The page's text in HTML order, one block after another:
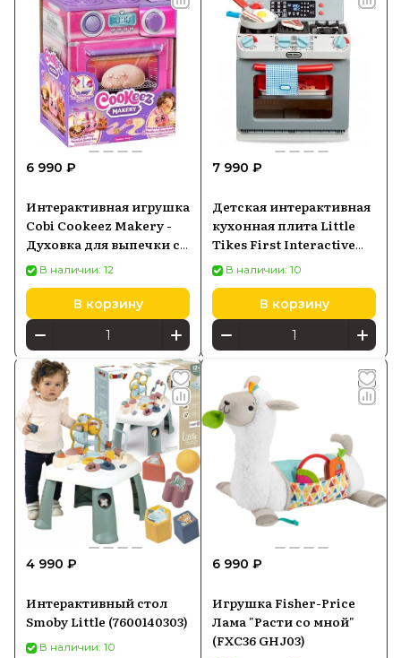
6 990 ₽
Интерактивная игрушка
Cobi Cookeez Makery -
Духовка для выпечки с
коллекционной
игрушкой для детей
В наличии: 12
В корзину
7 990 ₽
Детская интерактивная
кухонная плита Little
Tikes First Interactive
Cooker 651403
В наличии: 10
В корзину
4 990 ₽
Интерактивный стол
Smoby Little (7600140303)
В наличии: 10
6 990 ₽
Игрушка Fisher-Price
Лама "Расти со мной"
(FXC36 GHJ03)